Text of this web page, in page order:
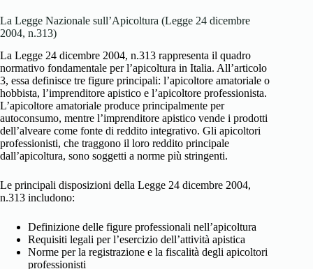
La Legge Nazionale sull’Apicoltura (Legge 24 dicembre
2004, n.313)
La Legge 24 dicembre 2004, n.313 rappresenta il quadro
normativo fondamentale per l’apicoltura in Italia. All’articolo
3, essa definisce tre figure principali: l’apicoltore amatoriale o
hobbista, l’imprenditore apistico e l’apicoltore professionista.
L’apicoltore amatoriale produce principalmente per
autoconsumo, mentre l’imprenditore apistico vende i prodotti
dell’alveare come fonte di reddito integrativo. Gli apicoltori
professionisti, che traggono il loro reddito principale
dall’apicoltura, sono soggetti a norme più stringenti.
Le principali disposizioni della Legge 24 dicembre 2004,
n.313 includono:
Definizione delle figure professionali nell’apicoltura
Requisiti legali per l’esercizio dell’attività apistica
Norme per la registrazione e la fiscalità degli apicoltori
professionisti